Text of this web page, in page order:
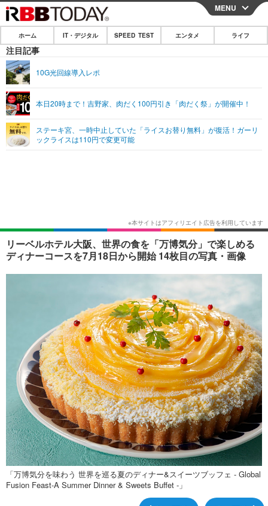
CLOSE
ホーム
IT・デジタル
ショッピング その他
SPEED TEST
エンタメ
エンタメTOP
ショッピング その他
ライフ
MENU
ホーム IT・デジタル SPEED TEST エンタメ ライフ
注目記事
10G光回線導入レポ
本日20時まで！吉野家、肉だく100円引き「肉だく祭」が開催中！
ステーキ宮、一時中止していた「ライスお替り無料」が復活！ガーリ
ックライスは110円で変更可能
リーベルホテル大阪、世界の食を「万博気分」で楽しめる
ディナーコースを7月18日から開始 14枚目の写真・画像
「万博気分を味わう 世界を巡る夏のディナー&スイーツブッフェ - Global
Fusion Feast-A Summer Dinner & Sweets Buffet -」